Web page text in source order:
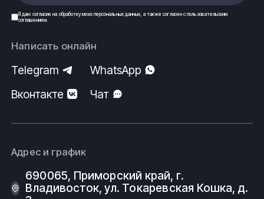
Я даю согласие на обработку моих персональных данных , а также согласен спользовательским
соглашением.
Написать онлайн
Telegram
WhatsApp
Вконтакте
Чат
Адрес и график
690065, Приморский край, г.
Владивосток, ул. Токаревская Кошка, д.